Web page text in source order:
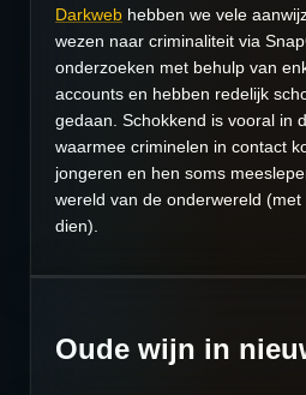
Darkweb hebben we vele
wezen naar criminaliteit via
onderzoeken met behulp van
accounts en hebben redelijk
gedaan. Schokkend is vooral in
waarmee criminelen in contact
jongeren en hen soms
wereld van de onderwereld
dien).
Oude wijn in